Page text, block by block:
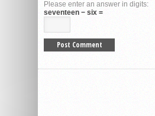
Please enter an answer in digits:
seventeen − six =